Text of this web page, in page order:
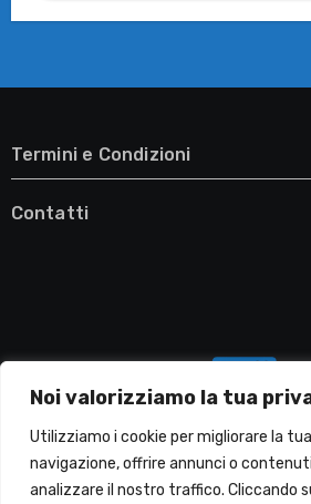
Noi valorizziamo la tua
Utilizziamo i cookie per migliorare la
navigazione, offrire annunci o
analizzare il nostro traffico. Cliccando
Termini e Condizioni
Contatti